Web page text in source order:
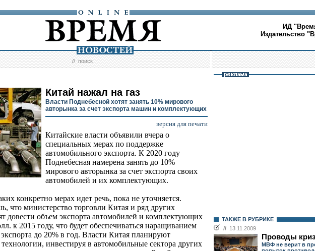
ИД
Издательство
//поиск
Китай нажал на газ
Власти Поднебесной хотят занять 10% мирового
авторынка за счет экспорта машин и комплектующих
версия для печати
Китайские власти объявили вчера о
специальных мерах по поддержке
автомобильного экспорта. К 2020 году
Поднебесная намерена занять до 10%
мирового авторынка за счет экспорта своих
автомобилей и их комплектующих.
конкретно мерах идет речь, пока не уточняется.
что министерство торговли Китая и ряд других
довести объем экспорта автомобилей и комплектующих
к 2015 году, что будет обеспечиваться наращиванием
до 20% в год. Власти Китая планируют
инвестируя в автомобильные сектора других
ТАКЖЕ В РУБРИКЕ
// 13.11.2009
Проводы
МВФ не верит в